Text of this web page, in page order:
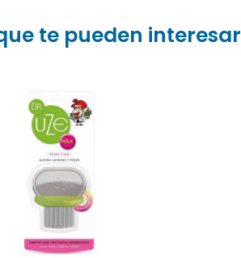
te pueden interesar
El peine fino metálico Dr.
Uze (Advance o Max) es
herramienta de acero
de alta calidad
diseñada para eliminar
piojos y liendres de
manera efectiva.